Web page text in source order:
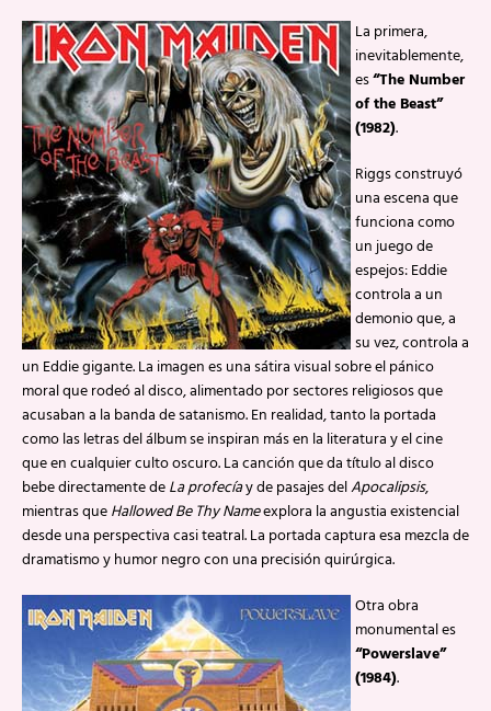
La primera,
inevitablemente,
es“The Number
of the Beast”
(1982).
Riggs construyó
una escena que
funciona como
un juego de
espejos: Eddie
controla a un
demonio que, a
su vez, controla a
un Eddie gigante. La imagen es una sátira visual sobre el pánico
moral que rodeó al disco, alimentado por sectores religiosos que
acusaban a la banda de satanismo. En realidad, tanto la portada
como las letras del álbum se inspiran más en la literatura y el cine
que en cualquier culto oscuro. La canción que da título al disco
bebe directamente deLa profecíay de pasajes delApocalipsis,
mientras queHallowed Be Thy Nameexplora la angustia existencial
desde una perspectiva casi teatral. La portada captura esa mezcla de
dramatismo y humor negro con una precisión quirúrgica.
Otra obra
monumental es
“Powerslave”
(1984).